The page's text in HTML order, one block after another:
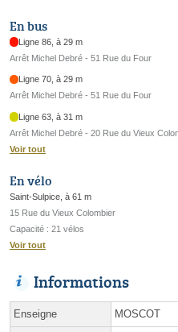
En bus
Ligne 86, à 29 m
Arrêt Michel Debré - 51 Rue du Four
Ligne 70, à 29 m
Arrêt Michel Debré - 51 Rue du Four
Ligne 63, à 31 m
Arrêt Michel Debré - 20 Rue du Vieux
Voir tout
En vélo
Saint-Sulpice, à 61 m
15 Rue du Vieux Colombier
Capacité : 21 vélos
Voir tout
Informations
Enseigne MOSCOT